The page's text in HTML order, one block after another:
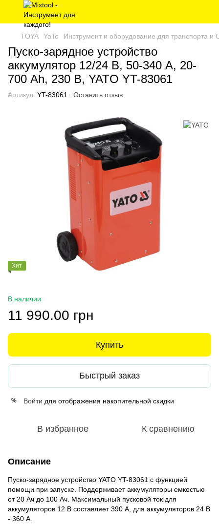
TOYA YaTo Инструмент и оборудование для транспорта и
Пуско-зарядное устройство
аккумулятор 12/24 В, 50-340 А, 20-
700 Аh, 230 В, YATO YT-83061
Артикул: YT-83061 Оставить отзыв
Хит
В наличии
11 990.00 грн
Купить
Быстрый заказ
% Войти для отображения накопительной скидки
В избранное К сравнению
Описание
Пуско-зарядное устройство YATO YT-83061 с функцией
помощи при запуске. Поддерживает аккумуляторы емкостью
от 20 Ач до 100 Ач. Максимальный пусковой ток для
аккумуляторов 12 В составляет 390 А, для аккумуляторов 24 В
- 360 А.